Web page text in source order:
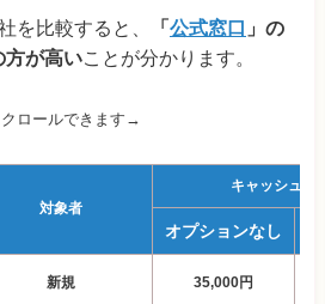
を比較すると、 「 公式窓口 」の
方が高いことが分かります。
ロールできます→
対象者
キャッシュバ
オプションなし
新規 35,000円